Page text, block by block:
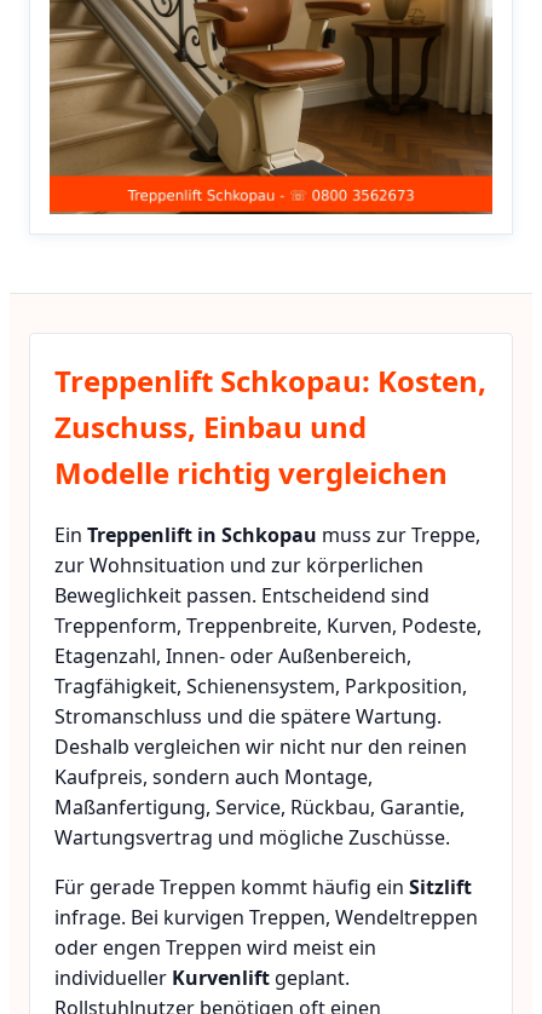
Treppenlift Schkopau: Kosten,
Zuschuss, Einbau und
Modelle richtig vergleichen
Ein Treppenlift in Schkopau muss zur Treppe,
zur Wohnsituation und zur körperlichen
Beweglichkeit passen. Entscheidend sind
Treppenform, Treppenbreite, Kurven, Podeste,
Etagenzahl, Innen- oder Außenbereich,
Tragfähigkeit, Schienensystem, Parkposition,
Stromanschluss und die spätere Wartung.
Deshalb vergleichen wir nicht nur den reinen
Kaufpreis, sondern auch Montage,
Maßanfertigung, Service, Rückbau, Garantie,
Wartungsvertrag und mögliche Zuschüsse.
Für gerade Treppen kommt häufig ein Sitzlift
infrage. Bei kurvigen Treppen, Wendeltreppen
oder engen Treppen wird meist ein
individueller Kurvenlift geplant.
Rollstuhlnutzer benötigen oft einen